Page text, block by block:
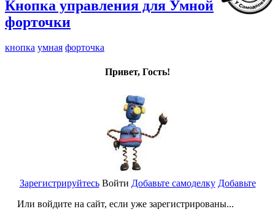
Кнопка управления для Умной
форточки
кнопка умная форточка
Привет, Гость!
Зарегистрируйтесь
Или войдите на сайт, если уже зарегистрированы...
Войти Добавьте самоделку Добавьте